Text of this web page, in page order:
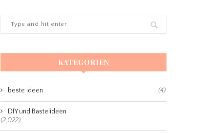
KATEGORIEN
beste ideen (4)
DIY und Bastelideen
(2,022)